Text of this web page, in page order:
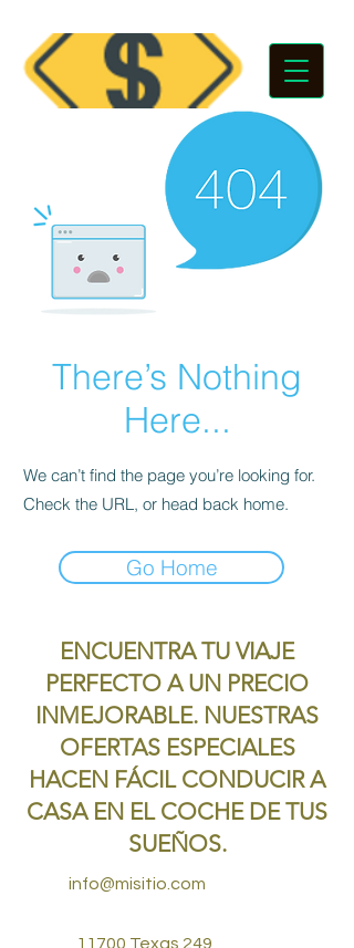
There’s Nothing
Here...
We can’t find the page you’re looking for.
Check the URL, or head back home.
Go Home
ENCUENTRA TU VIAJE
PERFECTO A UN PRECIO
INMEJORABLE. NUESTRAS
OFERTAS ESPECIALES
HACEN FÁCIL CONDUCIR A
CASA EN EL COCHE DE TUS
SUEÑOS.
info@misitio.com
11700 Texas 249